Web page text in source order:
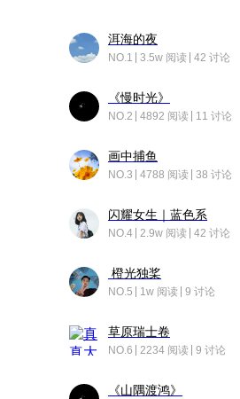
洱海的夜
NO.1 3.5w 阅读 42 讨论
《慢时光》
NO.2 4892 阅读 11 讨论
画中捕鱼
NO.3 4788 阅读 38 讨论
闪耀女生｜蓝色系
NO.4 2.9w 阅读 42 讨论
橙光独桨
NO.5 1w 阅读 9 讨论
草原瑞士卷
NO.6 2234 阅读 9 讨论
《山隅渡鸿》